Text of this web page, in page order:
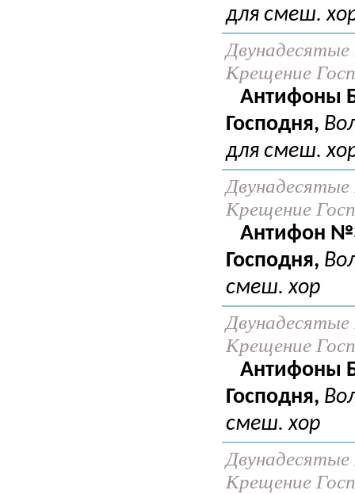
для смеш.
Двунадесятые
Крещение
Антифоны
Господня,
для смеш.
Двунадесятые
Крещение
Антифон
Господня,
смеш. хор
Двунадесятые
Крещение
Антифоны
Господня,
смеш. хор
Двунадесятые
Крещение